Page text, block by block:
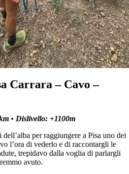
Carrara – Cavo –
• Dislivello: +1100m
per raggiungere a Pisa uno dei
l’ora di vederlo e di raccontargli le
trepidavo dalla voglia di parlargli
avuto.